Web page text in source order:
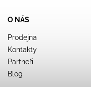
O NÁS
Prodejna
Kontakty
Partneři
Blog